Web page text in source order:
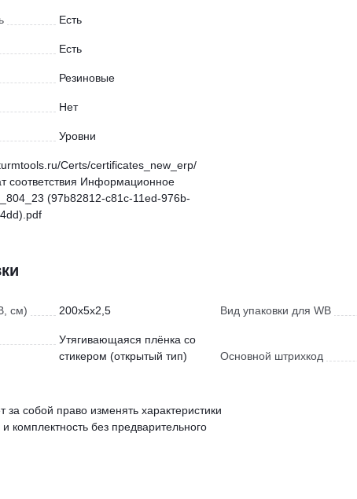
Есть
Есть
Резиновые
Нет
Уровни
Certs/certificates_new_erp/
соответствия Информационное
(97b82812-c81c-11ed-976b-
см) 200x5x2,5
Утягивающаяся плёнка со
стикером (открытый тип)
Вид упаковки для WB
Основной штрихкод
за собой право изменять характеристики
комплектность без предварительного